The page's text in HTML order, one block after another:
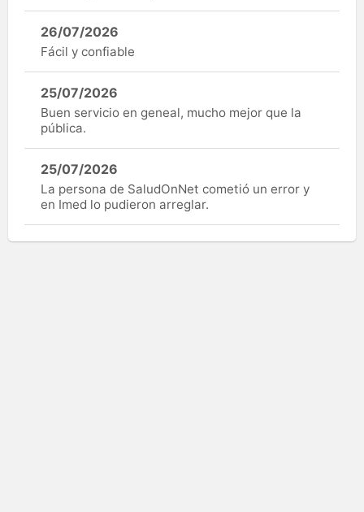
26/07/2026
Fácil y confiable
25/07/2026
Buen servicio en geneal, mucho mejor que la
pública.
25/07/2026
La persona de SaludOnNet cometió un error y
en Imed lo pudieron arreglar.